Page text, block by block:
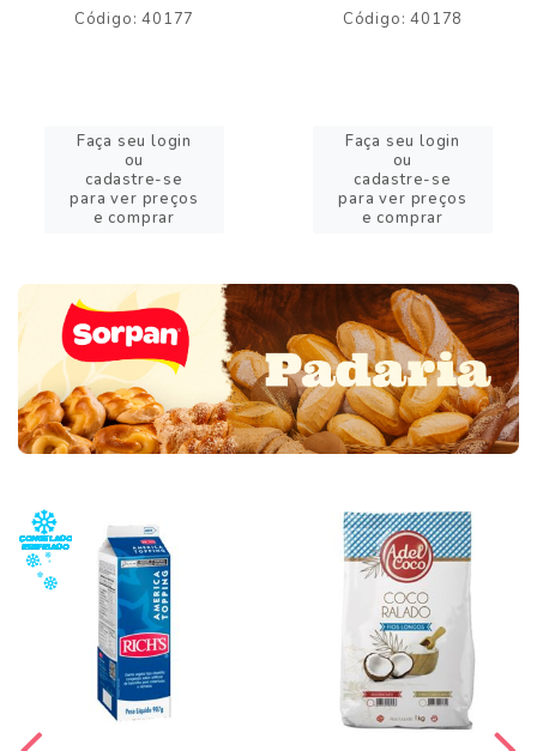
Código: 40177
Faça seu login
ou
cadastre-se
para ver preços
e comprar
Código: 40178
Faça seu login
ou
cadastre-se
para ver preços
e comprar